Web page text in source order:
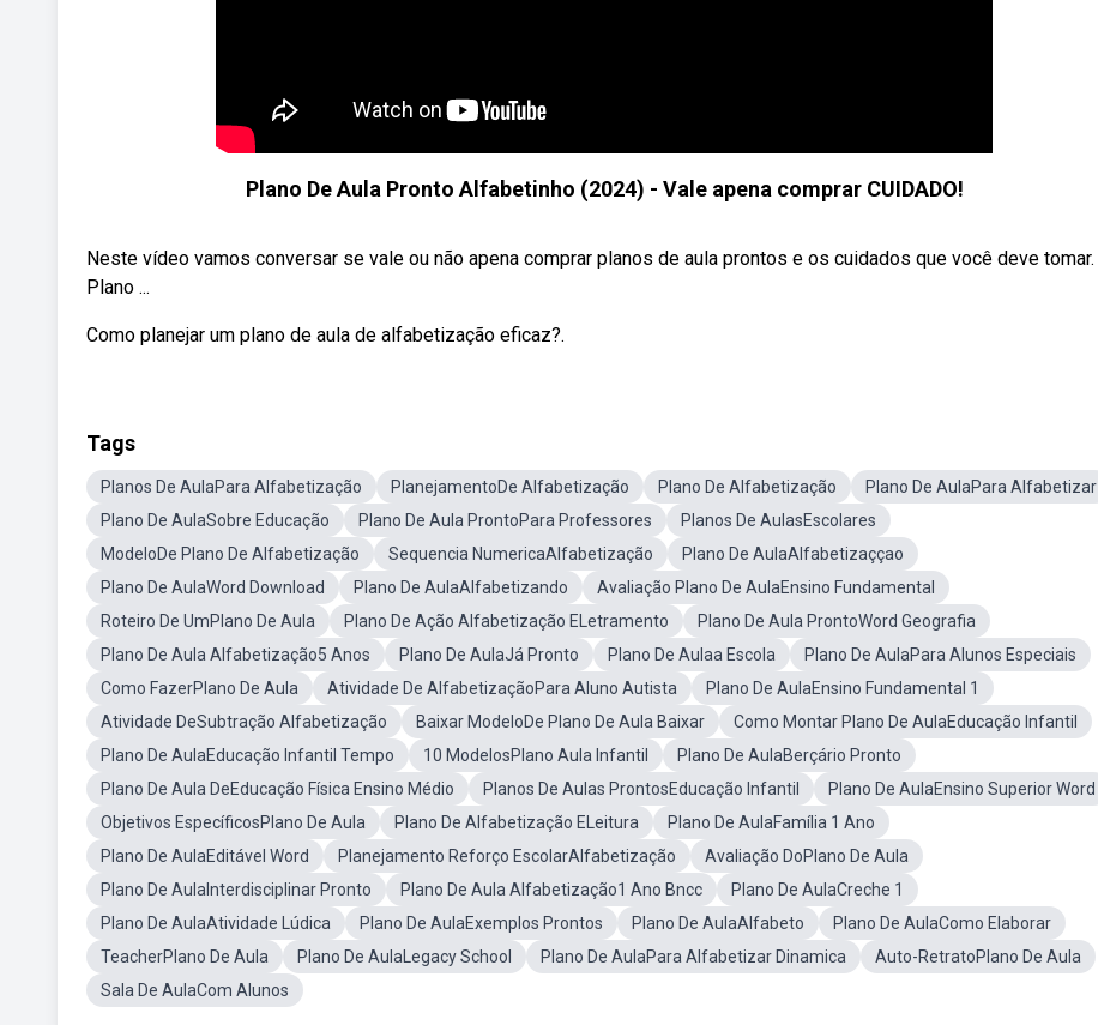
Plano De Aula Pronto Alfabetinho (2024) - Vale apena comprar CUIDADO!
Neste vídeo vamos conversar se vale ou não apena comprar planos de aula prontos e os cuidados que você deve tomar.
Plano ...
Como planejar um plano de aula de alfabetização eficaz?.
Tags
Planos De AulaPara Alfabetização PlanejamentoDe Alfabetização Plano De Alfabetização
Plano De AulaPara Alfabetizar
Plano De AulaSobre Educação
Plano De Aula ProntoPara Professores
Planos De AulasEscolares
ModeloDe Plano De Alfabetização
Sequencia NumericaAlfabetização
Plano De AulaAlfabetizaççao
Plano De AulaWord Download
Plano De AulaAlfabetizando
Avaliação Plano De AulaEnsino Fundamental
Roteiro De UmPlano De Aula
Plano De Ação Alfabetização ELetramento
Plano De Aula ProntoWord Geografia
Plano De Aula Alfabetização5 Anos
Plano De AulaJá Pronto Plano De Aulaa Escola
Plano De AulaPara Alunos Especiais
Como FazerPlano De Aula
Atividade De AlfabetizaçãoPara Aluno Autista
Plano De AulaEnsino Fundamental 1
Atividade DeSubtração Alfabetização
Baixar ModeloDe Plano De Aula Baixar
Como Montar Plano De AulaEducação Infantil
Plano De AulaEducação Infantil Tempo
10 ModelosPlano Aula Infantil
Plano De AulaBerçário Pronto
Plano De Aula DeEducação Física Ensino Médio
Planos De Aulas ProntosEducação Infantil
Plano De AulaEnsino Superior Word
Objetivos EspecíficosPlano De Aula
Plano De Alfabetização ELeitura
Plano De AulaFamília 1 Ano
Plano De AulaEditável Word
Planejamento Reforço EscolarAlfabetização
Avaliação DoPlano De Aula
Plano De AulaInterdisciplinar Pronto
Plano De Aula Alfabetização1 Ano Bncc
Plano De AulaCreche 1
Plano De AulaAtividade Lúdica
Plano De AulaExemplos Prontos Plano De AulaAlfabeto
Plano De AulaComo Elaborar
TeacherPlano De Aula
Plano De AulaLegacy School Plano De AulaPara Alfabetizar Dinamica
Auto-RetratoPlano De Aula
Sala De AulaCom Alunos